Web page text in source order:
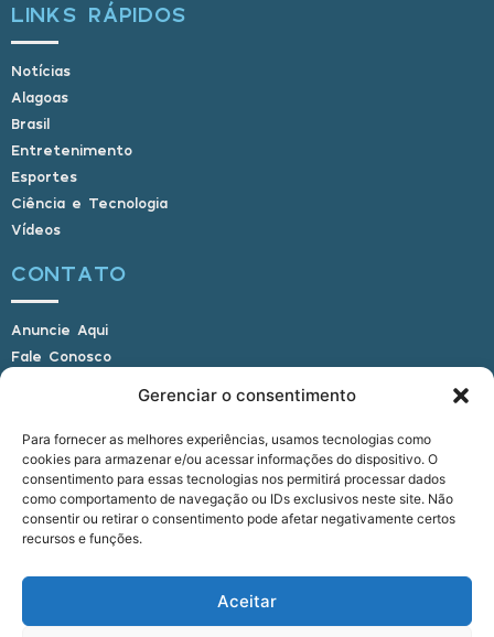
Gerenciar o consentimento
Para fornecer as melhores experiências, usamos tecnologias como
cookies para armazenar e/ou acessar informações do dispositivo. O
consentimento para essas tecnologias nos permitirá processar dados
como comportamento de navegação ou IDs exclusivos neste site. Não
consentir ou retirar o consentimento pode afetar negativamente certos
recursos e funções.
Aceitar
LINKS RÁPIDOS
Notícias
Alagoas
Brasil
Entretenimento
Esportes
Ciência e Tecnologia
Vídeos
CONTATO
Anuncie Aqui
Fale Conosco
E-mail: alagoasbrasilnoticias@gmail.com
Telefone: (82) 9 9691-0391 (Whatsapp)
Responsável Técnico: Crysthyan Carlos
Rua do Sau - Centro - Anadia - AL - CEP: